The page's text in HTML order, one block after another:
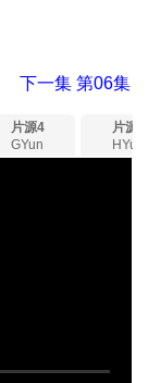
下一集第06集
片源4
GYun
片源5
HYun